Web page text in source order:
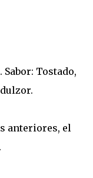
Tostado,
anteriores, el